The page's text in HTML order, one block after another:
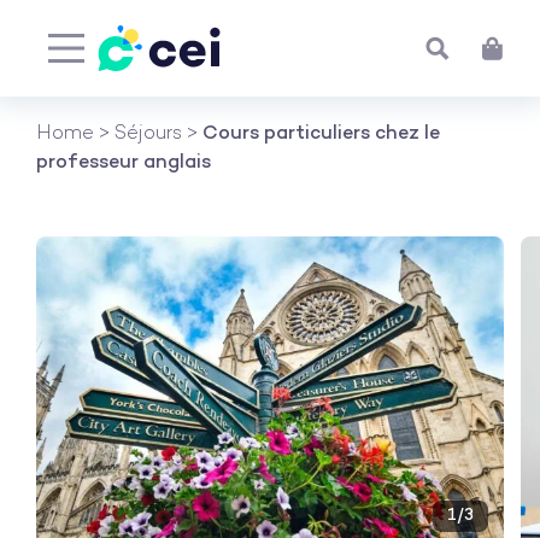
contenu
Home > Séjours > Cours particuliers chez le
professeur anglais
1/3